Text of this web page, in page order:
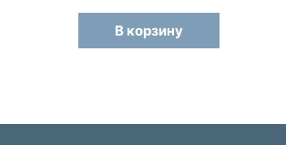
из
В корзину